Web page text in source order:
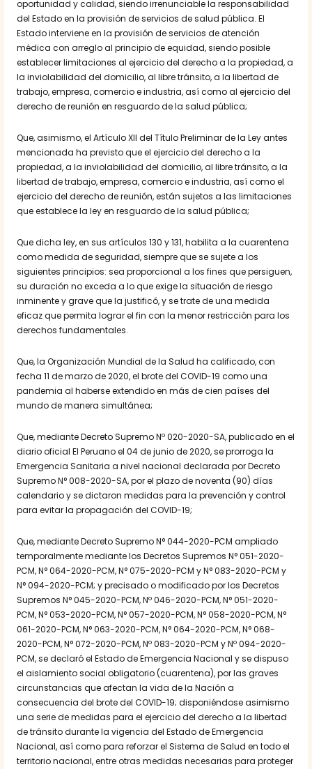
oportunidad y calidad, siendo irrenunciable la responsabilidad
del Estado en la provisión de servicios de salud pública. El
Estado interviene en la provisión de servicios de atención
médica con arreglo al principio de equidad, siendo posible
establecer limitaciones al ejercicio del derecho a la propiedad, a
la inviolabilidad del domicilio, al libre tránsito, a la libertad de
trabajo, empresa, comercio e industria, así como al ejercicio del
derecho de reunión en resguardo de la salud pública;
Que, asimismo, el Artículo XII del Título Preliminar de la Ley antes
mencionada ha previsto que el ejercicio del derecho a la
propiedad, a la inviolabilidad del domicilio, al libre tránsito, a la
libertad de trabajo, empresa, comercio e industria, así como el
ejercicio del derecho de reunión, están sujetos a las limitaciones
que establece la ley en resguardo de la salud pública;
Que dicha ley, en sus artículos 130 y 131, habilita a la cuarentena
como medida de seguridad, siempre que se sujete a los
siguientes principios: sea proporcional a los fines que persiguen,
su duración no exceda a lo que exige la situación de riesgo
inminente y grave que la justificó, y se trate de una medida
eficaz que permita lograr el fin con la menor restricción para los
derechos fundamentales.
Que, la Organización Mundial de la Salud ha calificado, con
fecha 11 de marzo de 2020, el brote del COVID-19 como una
pandemia al haberse extendido en más de cien países del
mundo de manera simultánea;
Que, mediante Decreto Supremo Nº 020-2020-SA, publicado en el
diario oficial El Peruano el 04 de junio de 2020, se prorroga la
Emergencia Sanitaria a nivel nacional declarada por Decreto
Supremo N° 008-2020-SA, por el plazo de noventa (90) días
calendario y se dictaron medidas para la prevención y control
para evitar la propagación del COVID-19;
Que, mediante Decreto Supremo N° 044-2020-PCM ampliado
temporalmente mediante los Decretos Supremos N° 051-2020-
PCM, N° 064-2020-PCM, N° 075-2020-PCM y N° 083-2020-PCM y
N° 094-2020-PCM; y precisado o modificado por los Decretos
Supremos N° 045-2020-PCM, Nº 046-2020-PCM, N° 051-2020-
PCM, N° 053-2020-PCM, N° 057-2020-PCM, N° 058-2020-PCM, N°
061-2020-PCM, N° 063-2020-PCM, N° 064-2020-PCM, N° 068-
2020-PCM, N° 072-2020-PCM, Nº 083-2020-PCM y Nº 094-2020-
PCM, se declaró el Estado de Emergencia Nacional y se dispuso
el aislamiento social obligatorio (cuarentena), por las graves
circunstancias que afectan la vida de la Nación a
consecuencia del brote del COVID-19; disponiéndose asimismo
una serie de medidas para el ejercicio del derecho a la libertad
de tránsito durante la vigencia del Estado de Emergencia
Nacional, así como para reforzar el Sistema de Salud en todo el
territorio nacional, entre otras medidas necesarias para proteger